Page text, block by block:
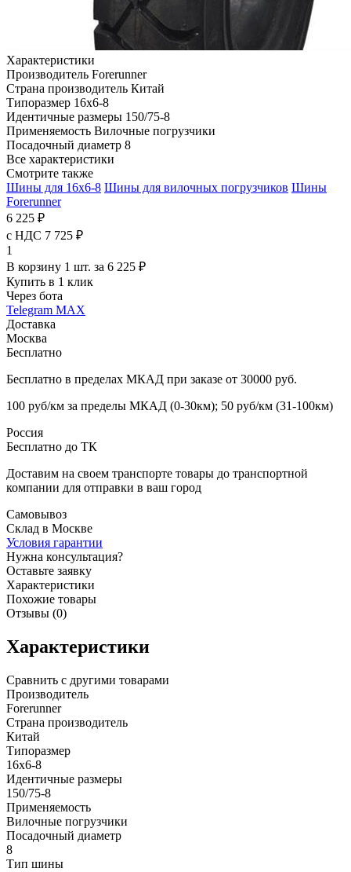
Характеристики
Производитель Forerunner
Страна производитель Китай
Типоразмер 16x6-8
Идентичные размеры 150/75-8
Применяемость Вилочные погрузчики
Посадочный диаметр 8
Все характеристики
Смотрите также
Шины для 16x6-8 Шины для вилочных погрузчиков Шины
Forerunner
6 225 ₽
с НДС 7 725 ₽
1
В корзину 1 шт. за 6 225 ₽
Купить в 1 клик
Через бота
Telegram MAX
Доставка
Москва
Бесплатно
Бесплатно в пределах МКАД при заказе от 30000 руб.
100 руб/км за пределы МКАД (0-30км); 50 руб/км (31-100км)
Россия
Бесплатно до ТК
Доставим на своем транспорте товары до транспортной
компании для отправки в ваш город
Самовывоз
Склад в Москве
Условия гарантии
Нужна консультация?
Оставьте заявку
Характеристики
Похожие товары
Отзывы (0)
Характеристики
Сравнить с другими товарами
Производитель
Forerunner
Страна производитель
Китай
Типоразмер
16x6-8
Идентичные размеры
150/75-8
Применяемость
Вилочные погрузчики
Посадочный диаметр
8
Тип шины